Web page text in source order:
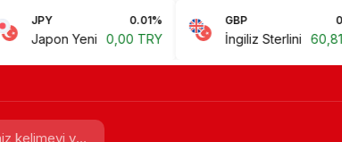
0.01%
0,00 TRY
GBP 0.67%
İngiliz Sterlini 60,81 TRY